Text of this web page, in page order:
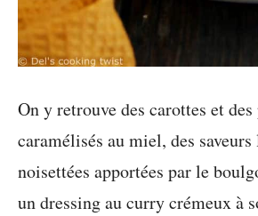
On y retrouve des carottes et
caramélisés au miel, des
noisettées apportées par le
un dressing au curry crémeux à